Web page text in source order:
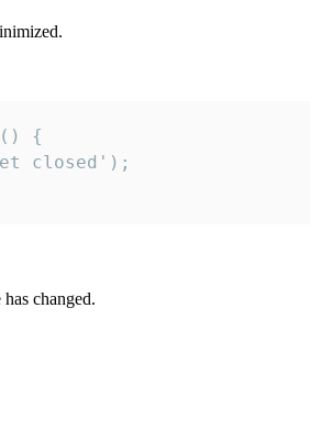
{
closed');
changed.